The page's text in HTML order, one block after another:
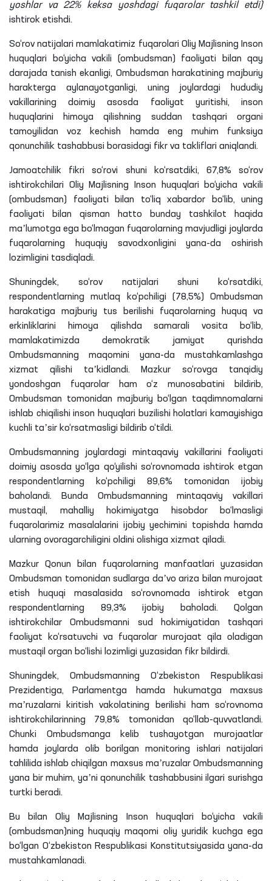
yoshlar va 22% keksa yoshdagi fuqarolar tashkil etdi)
ishtirok etishdi.
So‘rov natijalari mamlakatimiz fuqarolari Oliy Majlisning Inson
huquqlari bo‘yicha vakili (ombudsman) faoliyati bilan qay
darajada tanish ekanligi, Ombudsman harakatining majburiy
harakterga aylanayotganligi, uning joylardagi hududiy
vakillarining doimiy asosda faoliyat yuritishi, inson
huquqlarini himoya qilishning suddan tashqari organi
tamoyilidan voz kechish hamda eng muhim funksiya
qonunchilik tashabbusi borasidagi fikr va takliflari aniqlandi.
Jamoatchilik fikri so‘rovi shuni ko‘rsatdiki, 67,8% so‘rov
ishtirokchilari Oliy Majlisning Inson huquqlari bo‘yicha vakili
(ombudsman) faoliyati bilan to‘liq xabardor bo‘lib, uning
faoliyati bilan qisman hatto bunday tashkilot haqida
maʼlumotga ega bo‘lmagan fuqarolarning mavjudligi joylarda
fuqarolarning huquqiy savodxonligini yana-da oshirish
lozimligini tasdiqladi.
Shuningdek, so‘rov natijalari shuni ko‘rsatdiki,
respondentlarning mutlaq ko‘pchiligi (78,5%) Ombudsman
harakatiga majburiy tus berilishi fuqarolarning huquq va
erkinliklarini himoya qilishda samarali vosita bo‘lib,
mamlakatimizda demokratik jamiyat qurishda
Ombudsmanning maqomini yana-da mustahkamlashga
xizmat qilishi taʼkidlandi. Mazkur so‘rovga tanqidiy
yondoshgan fuqarolar ham o‘z munosabatini bildirib,
Ombudsman tomonidan majburiy bo‘lgan taqdimnomalarni
ishlab chiqilishi inson huquqlari buzilishi holatlari kamayishiga
kuchli taʼsir ko‘rsatmasligi bildirib o‘tildi.
Ombudsmanning joylardagi mintaqaviy vakillarini faoliyati
doimiy asosda yo‘lga qo‘yilishi so‘rovnomada ishtirok etgan
respondentlarning ko‘pchiligi 89,6% tomonidan ijobiy
baholandi. Bunda Ombudsmanning mintaqaviy vakillari
mustaqil, mahalliy hokimiyatga hisobdor bo‘lmasligi
fuqarolarimiz masalalarini ijobiy yechimini topishda hamda
ularning ovoragarchiligini oldini olishiga xizmat qiladi.
Mazkur Qonun bilan fuqarolarning manfaatlari yuzasidan
Ombudsman tomonidan sudlarga daʼvo ariza bilan murojaat
etish huquqi masalasida so‘rovnomada ishtirok etgan
respondentlarning 89,3% ijobiy baholadi. Qolgan
ishtirokchilar Ombudsmanni sud hokimiyatidan tashqari
faoliyat ko‘rsatuvchi va fuqarolar murojaat qila oladigan
mustaqil organ bo‘lishi lozimligi yuzasidan fikr bildirdi.
Shuningdek, Ombudsmanning O‘zbekiston Respublikasi
Prezidentiga, Parlamentga hamda hukumatga maxsus
maʼruzalarni kiritish vakolatining berilishi ham so‘rovnoma
ishtirokchilarinning 79,8% tomonidan qo‘llab-quvvatlandi.
Chunki Ombudsmanga kelib tushayotgan murojaatlar
hamda joylarda olib borilgan monitoring ishlari natijalari
tahlilida ishlab chiqilgan maxsus maʼruzalar Ombudsmanning
yana bir muhim, yaʼni qonunchilik tashabbusini ilgari surishga
turtki beradi.
Bu bilan Oliy Majlisning Inson huquqlari bo‘yicha vakili
(ombudsman)ning huquqiy maqomi oliy yuridik kuchga ega
bo‘lgan O‘zbekiston Respublikasi Konstitutsiyasida yana-da
mustahkamlanadi.